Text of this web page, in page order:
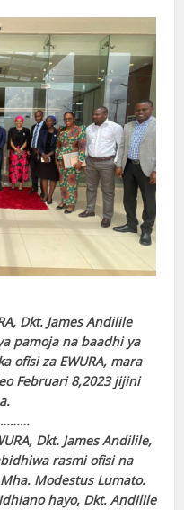
Dkt. James Andilile
pamoja na baadhi ya
ofisi za EWURA, mara
Februari 8,2023 jijini
Dkt. James Andilile,
rasmi ofisi na
Modestus Lumato.
hayo, Dkt. Andilile